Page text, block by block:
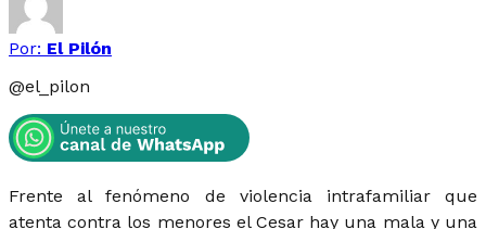
Por: El Pilón
@el_pilon
Frente al fenómeno de violencia intrafamiliar que
atenta contra los menores el Cesar hay una mala y una